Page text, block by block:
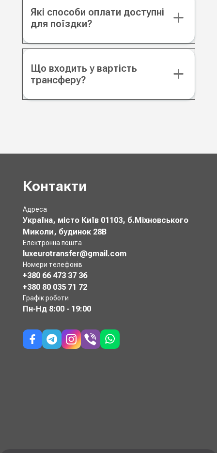
Які способи оплати доступні
для поїздки?
Що входить у вартість
трансферу?
Контакти
Адреса
Україна, місто Київ 01103, б.Міхновського
Миколи, будинок 28В
Електронна пошта
luxeurotransfer@gmail.com
Номери телефонів
+380 66 473 37 36
+380 80 035 71 72
Графік роботи
Пн-Нд 8:00 - 19:00